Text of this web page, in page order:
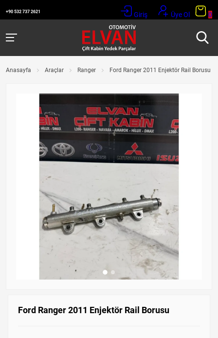
+90 532 737 2621 Giriş Üye Ol 0
Anasayfa Araçlar Ranger Ford Ranger 2011 Enjektör Rail Borusu
Ford Ranger 2011 Enjektör Rail Borusu